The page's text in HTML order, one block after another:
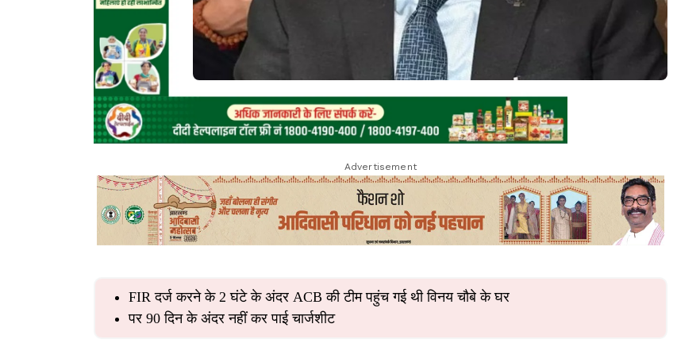
Advertisement
FIR दर्ज करने के 2 घंटे के अंदर ACB की टीम पहुंच गई थी विनय चौबे के घर
पर 90 दिन के अंदर नहीं कर पाई चार्जशीट